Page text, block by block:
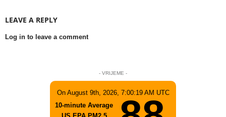
LEAVE A REPLY
Log in to leave a comment
- VRIJEME -
On August 9th, 2026, 7:00:19 AM UTC
10-minute Average
US EPA PM2.5